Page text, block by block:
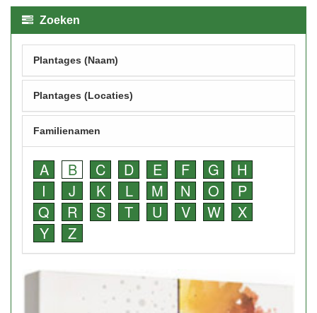
Zoeken
Plantages (Naam)
Plantages (Locaties)
Familienamen
A B C D E F G
H
I
J K L M N O
P
Q
R S T U V W
X
Y
Z